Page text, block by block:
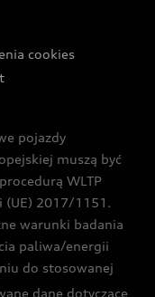
w
cookies
pojazdy
muszą być
WLTP
(UE) 2017/1151.
warunki badania
paliwa/energii
do stosowanej
dane dotyczące